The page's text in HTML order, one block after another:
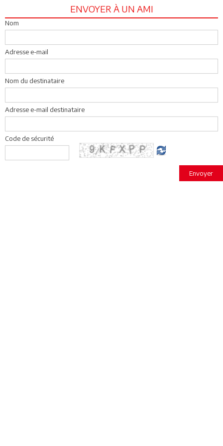
ENVOYER À UN AMI
Nom
Adresse e-mail
Nom du destinataire
Adresse e-mail destinataire
Code de sécurité
Envoyer